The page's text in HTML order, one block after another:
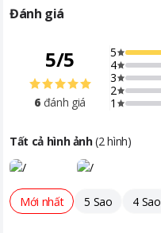
Đánh giá
5/5
6 đánh giá
5
4
3
2
1
Tất cả hình ảnh(2hình)
Mới nhất 5 Sao 4 Sao